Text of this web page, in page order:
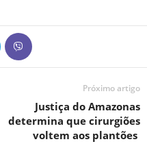
Próximo artigo
Justiça do Amazonas
determina que cirurgiões
voltem aos plantões